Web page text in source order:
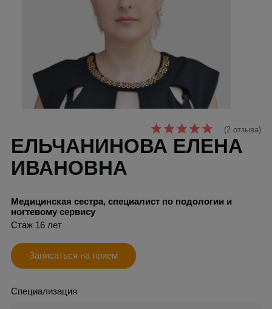
(2 отзыва)
ЕЛЬЧАНИНОВА ЕЛЕНА
ИВАНОВНА
Медицинская сестра, специалист по подологии и
ногтевому сервису
Стаж 16 лет
Записаться на прием
Специализация